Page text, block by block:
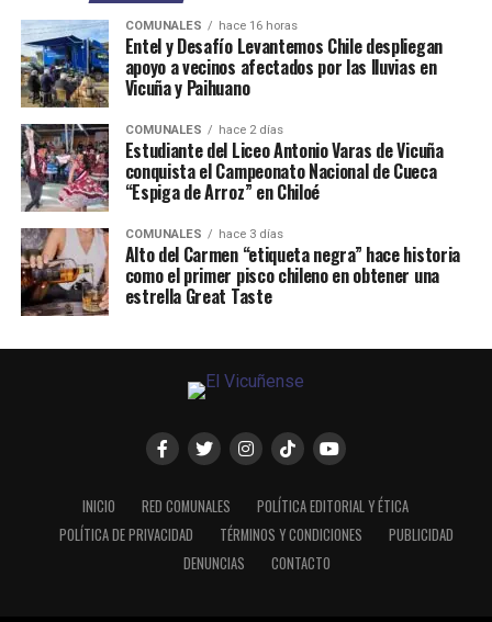
COMUNALES hace 16 horas
Entel y Desafío Levantemos Chile despliegan
apoyo a vecinos afectados por las lluvias en
Vicuña y Paihuano
COMUNALES hace 2 días
Estudiante del Liceo Antonio Varas de Vicuña
conquista el Campeonato Nacional de Cueca
“Espiga de Arroz” en Chiloé
COMUNALES hace 3 días
Alto del Carmen “etiqueta negra” hace historia
como el primer pisco chileno en obtener una
estrella Great Taste
INICIO RED COMUNALES
POLÍTICA EDITORIAL Y ÉTICA
POLÍTICA DE PRIVACIDAD
TÉRMINOS Y CONDICIONES
PUBLICIDAD
DENUNCIAS
CONTACTO